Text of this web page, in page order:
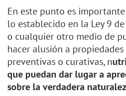
En este punto es
lo establecido en la Ley 9
o cualquier otro medio de
hacer alusión a
preventivas o curativas, n
que puedan dar lugar a
sobre la verdadera